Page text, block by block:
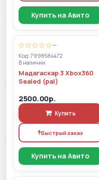
Купить на Авито
—
Код: 7998584472
В наличии
Мадагаскар 3 Xbox360
Sealed (pal)
2500.00р.
Купить
Быстрый заказ
Купить на Авито